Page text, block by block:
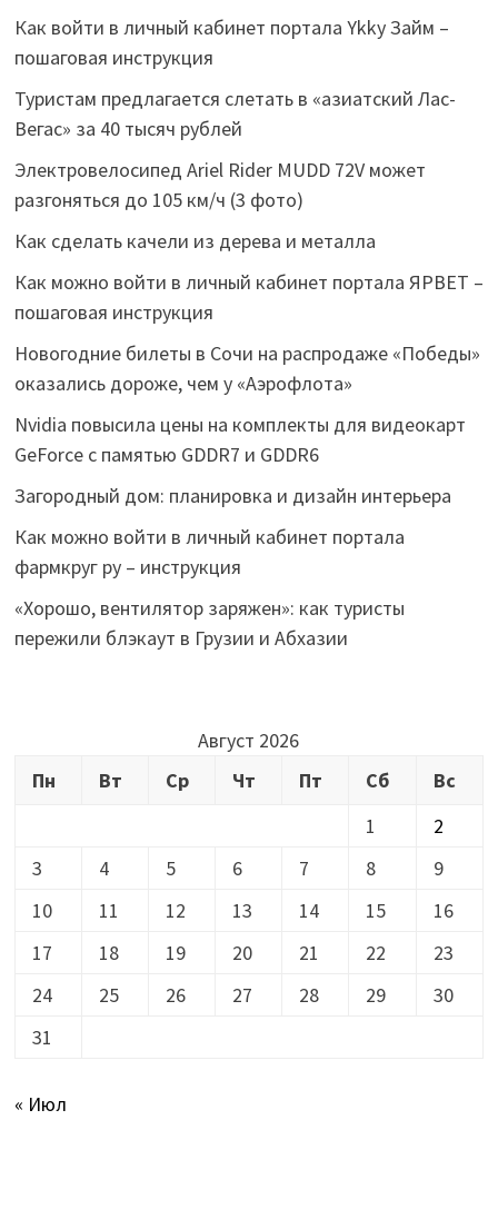
Как войти в личный кабинет портала Ykky Займ –
пошаговая инструкция
Туристам предлагается слетать в «азиатский Лас-
Вегас» за 40 тысяч рублей
Электровелосипед Ariel Rider MUDD 72V может
разгоняться до 105 км/ч (3 фото)
Как сделать качели из дерева и металла
Как можно войти в личный кабинет портала ЯРВЕТ –
пошаговая инструкция
Новогодние билеты в Сочи на распродаже «Победы»
оказались дороже, чем у «Аэрофлота»
Nvidia повысила цены на комплекты для видеокарт
GeForce с памятью GDDR7 и GDDR6
Загородный дом: планировка и дизайн интерьера
Как можно войти в личный кабинет портала
фармкруг ру – инструкция
«Хорошо, вентилятор заряжен»: как туристы
пережили блэкаут в Грузии и Абхазии
Август 2026
Пн
Вт Ср Чт Пт Сб
Вс
1
2
3
4 5 6 7 8
9
10
11 12 13 14 15
16
17
18 19 20 21 22
23
24
25 26 27 28 29
30
31
« Июл